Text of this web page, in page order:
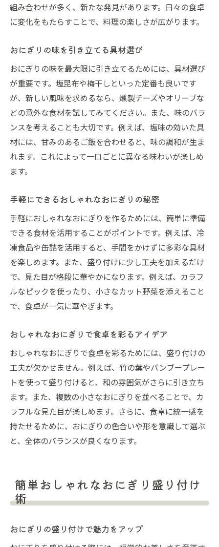
おにぎりを使ったお弁当のアレンジ術
おしゃれなおにぎりで弁当を引き立てる
テイクアウトにぴったりのおしゃれおにぎり
テイクアウトが楽しくなるおしゃれおにぎ
手軽に持ち歩けるおしゃれなおにぎりの魅
力
外出先で楽しむおしゃれなおにぎりの提案
おしゃれなおにぎりでピクニックを楽しむ
おしゃれなパッカンおにぎりの作り方
簡単に作れるおしゃれなパッカンおにぎり
パッカンおにぎりで魅せるおしゃれ感
おしゃれなパッカンおにぎりの秘密を解説
おにぎりを美しく仕上げるパッカン技
パッカンおにぎりで食卓を華やかに
東京で楽しむおしゃれなおにぎり
東京で味わうおしゃれなおにぎりの魅力
おしゃれなおにぎりスポット巡り
東京で人気のおしゃれおにぎり紹介
都会で楽しむおしゃれなおにぎりの提案
東京で見つけるおしゃれなおにぎりのポイ
組み合わせが多く、新たな発見があります。日々の食卓
に変化をもたらすことで、料理の楽しさが広がります。
おにぎりの味を引き立てる具材選び
おにぎりの味を最大限に引き立てるためには、具材選び
が重要です。塩昆布や梅干しといった定番も良いです
が、新しい風味を求めるなら、燻製チーズやオリーブな
どの意外な食材を試してみてください。また、味のバラ
ンスを考えることも大切です。例えば、塩味の効いた具
材には、甘みのあるご飯を合わせると、味の調和が生ま
れます。これによって一口ごとに異なる味わいが楽しめ
ます。
手軽にできるおしゃれなおにぎりの秘密
手軽におしゃれなおにぎりを作るためには、簡単に準備
できる食材を活用することがポイントです。例えば、冷
凍食品や缶詰を活用すると、手間をかけずに多彩な具材
を楽しめます。また、盛り付けに少し工夫を加えるだけ
で、見た目が格段に華やかになります。例えば、カラフ
ルなピックを使ったり、小さなカット野菜を添えること
で、食卓が一気に華やぎます。
おしゃれなおにぎりで食卓を彩るアイデア
おしゃれなおにぎりで食卓を彩るためには、盛り付けの
工夫が欠かせません。例えば、竹の葉やバンブープレー
トを使って盛り付けると、和の雰囲気がさらに引き立ち
ます。また、複数の小さなおにぎりを並べることで、カ
ラフルな見た目が楽しめます。さらに、食卓に統一感を
持たせるために、おにぎりの色合いや形を意識して選ぶ
と、全体のバランスが良くなります。
簡単おしゃれなおにぎり盛り付け
術
おにぎりの盛り付けで魅力をアップ